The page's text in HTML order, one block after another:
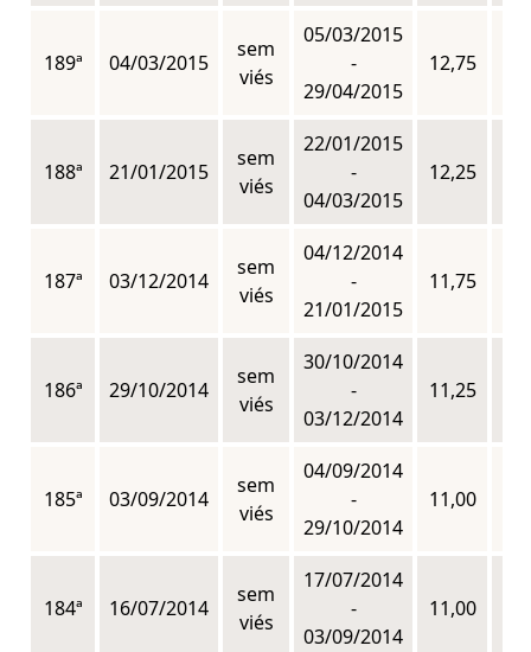
189ª 04/03/2015
sem
viés
05/03/2015
-
29/04/2015
12,75
188ª 21/01/2015
sem
viés
22/01/2015
-
04/03/2015
12,25
187ª 03/12/2014
sem
viés
04/12/2014
-
21/01/2015
11,75
186ª 29/10/2014
sem
viés
30/10/2014
-
03/12/2014
11,25
185ª 03/09/2014
sem
viés
04/09/2014
-
29/10/2014
11,00
184ª 16/07/2014
sem
viés
17/07/2014
-
03/09/2014
11,00